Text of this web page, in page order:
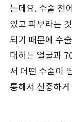
는데요. 수술 전
있고 피부라는
되기 때문에 수
대하는 얼굴과
서 어떤 수술이
통해서 신중하